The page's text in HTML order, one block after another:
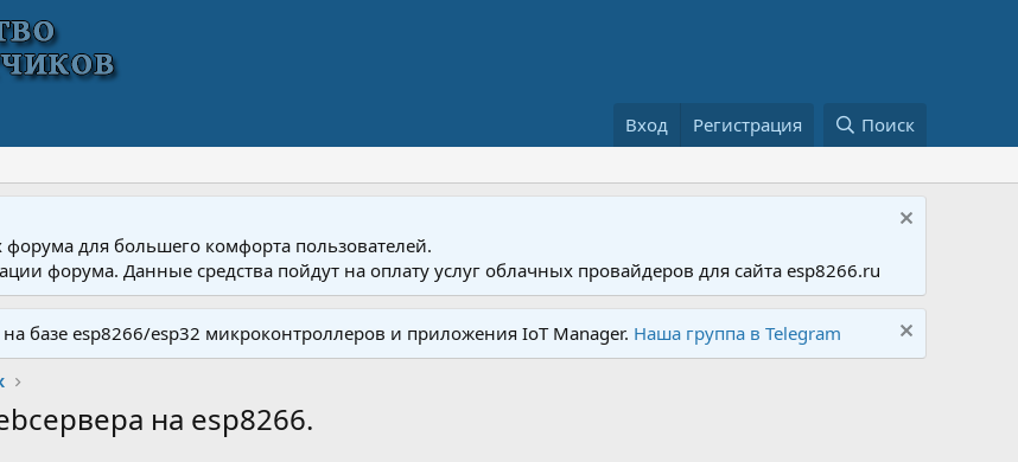
Вход Регистрация Поиск
для большего комфорта пользователей.
форума. Данные средства пойдут на оплату услуг облачных провайдеров для сайта esp8266.ru
базе esp8266/esp32 микроконтроллеров и приложения IoT Manager. Наша группа в Telegram
на esp8266.